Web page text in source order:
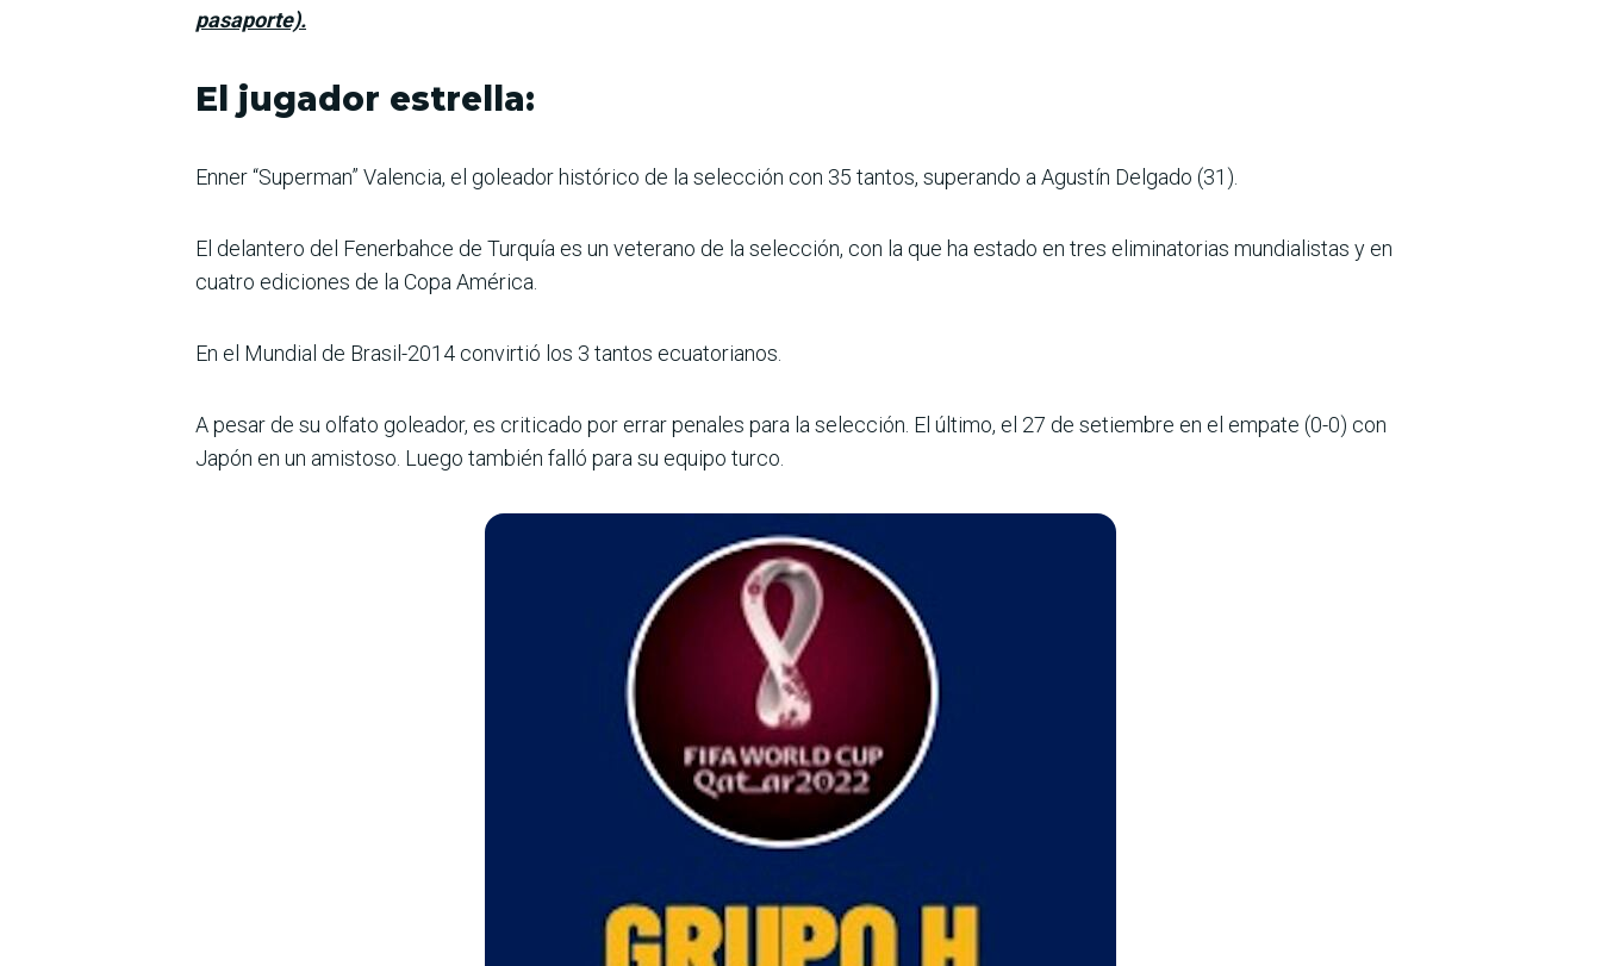
pasaporte).
El jugador estrella:
Enner “Superman” Valencia, el goleador histórico de la selección con 35 tantos, superando a Agustín Delgado (31).
El delantero del Fenerbahce de Turquía es un veterano de la selección, con la que ha estado en tres eliminatorias mundialistas y en
cuatro ediciones de la Copa América.
En el Mundial de Brasil-2014 convirtió los 3 tantos ecuatorianos.
A pesar de su olfato goleador, es criticado por errar penales para la selección. El último, el 27 de setiembre en el empate (0-0) con
Japón en un amistoso. Luego también falló para su equipo turco.